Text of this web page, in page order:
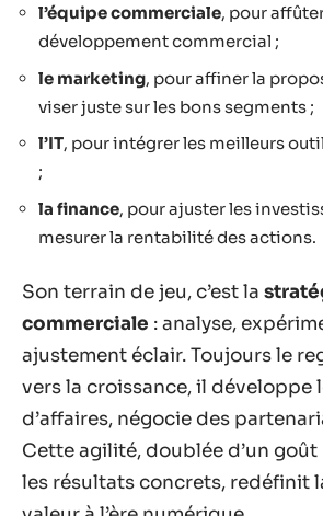
l’équipe commerciale, pour
développement commercial ;
le marketing, pour affiner la
viser juste sur les bons segments ;
l’IT, pour intégrer les meilleurs
;
la finance, pour ajuster les
mesurer la rentabilité des actions.
Son terrain de jeu, c’est la
commerciale : analyse,
ajustement éclair. Toujours le
vers la croissance, il développe
d’affaires, négocie des
Cette agilité, doublée d’un
les résultats concrets, redéfinit